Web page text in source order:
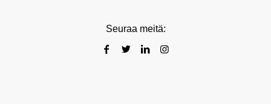
Seuraa meitä: